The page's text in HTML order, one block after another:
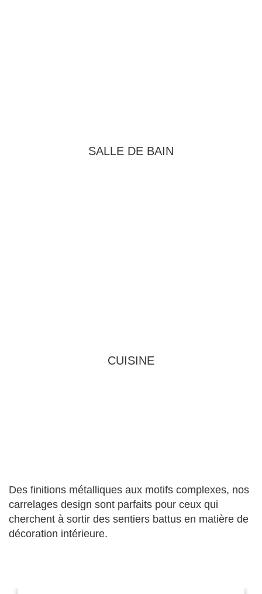
SALLE DE BAIN
CUISINE
Des finitions métalliques aux motifs complexes, nos
carrelages design sont parfaits pour ceux qui
cherchent à sortir des sentiers battus en matière de
décoration intérieure.